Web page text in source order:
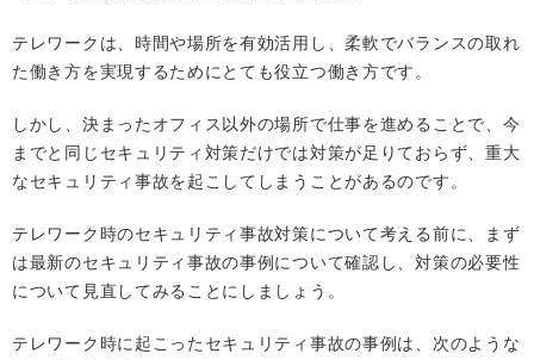
テレワークは、時間や場所を有効活用し、柔軟でバランスの取れ
た働き方を実現するためにとても役立つ働き方です。
しかし、決まったオフィス以外の場所で仕事を進めることで、今
までと同じセキュリティ対策だけでは対策が足りておらず、重大
なセキュリティ事故を起こしてしまうことがあるのです。
テレワーク時のセキュリティ事故対策について考える前に、まず
は最新のセキュリティ事故の事例について確認し、対策の必要性
について見直してみることにしましょう。
テレワーク時に起こったセキュリティ事故の事例は、次のような